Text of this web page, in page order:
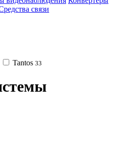
связи
Tantos 33